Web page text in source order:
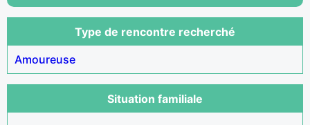
Type de rencontre recherché
Amoureuse
Situation familiale